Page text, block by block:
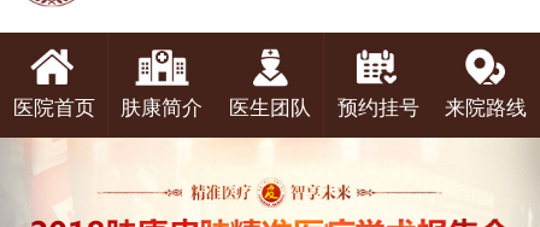
医院首页 肤康简介 医生团队 预约挂号 来院路线